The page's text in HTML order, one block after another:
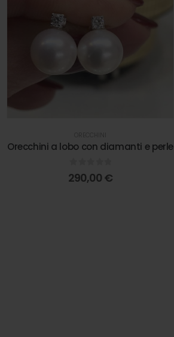
Orecchini a lobo con diamanti e perle
0 out of 5
290,00 €